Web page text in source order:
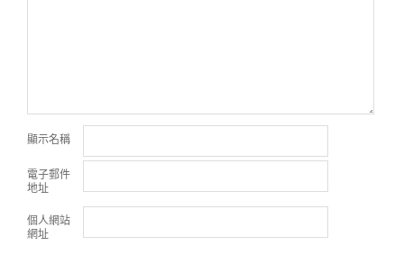
顯示名稱
電子郵件
地址
個人網站
網址